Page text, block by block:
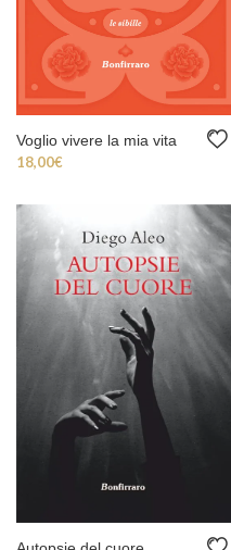
Voglio vivere la mia vita
18,00€